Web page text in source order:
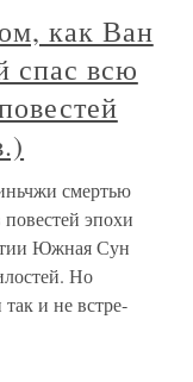
как Ван
спас всю
смертью
эпохи
Южная Сун
Но
так и не встре­